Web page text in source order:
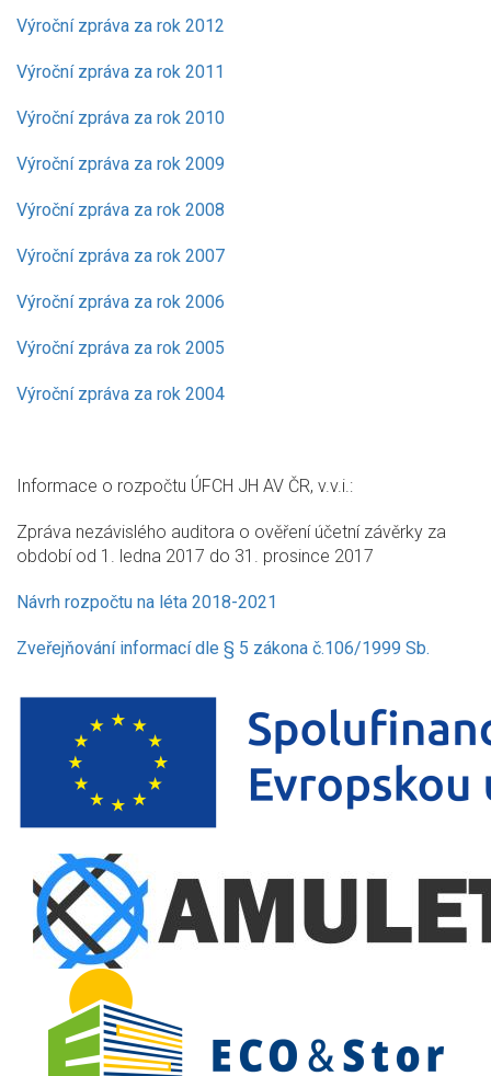
Výroční zpráva za rok 2012
Výroční zpráva za rok 2011
Výroční zpráva za rok 2010
Výroční zpráva za rok 2009
Výroční zpráva za rok 2008
Výroční zpráva za rok 2007
Výroční zpráva za rok 2006
Výroční zpráva za rok 2005
Výroční zpráva za rok 2004
Informace o rozpočtu ÚFCH JH AV ČR, v.v.i.:
Zpráva nezávislého auditora o ověření účetní závěrky za
období od 1. ledna 2017 do 31. prosince 2017
Návrh rozpočtu na léta 2018-2021
Zveřejňování informací dle § 5 zákona č.106/1999 Sb.